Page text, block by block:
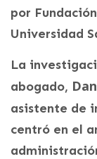
por
Universidad
La
abogado,
asistente de
centró en el